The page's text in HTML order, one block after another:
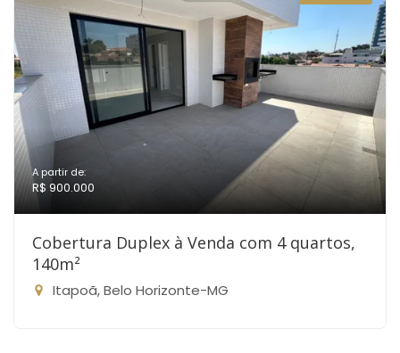
A partir de:
R$ 900.000
Cobertura Duplex à Venda com 4 quartos,
140m²
Itapoã, Belo Horizonte-MG